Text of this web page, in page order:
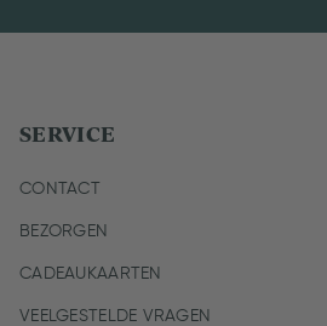
SERVICE
CONTACT
BEZORGEN
CADEAUKAARTEN
VEELGESTELDE VRAGEN